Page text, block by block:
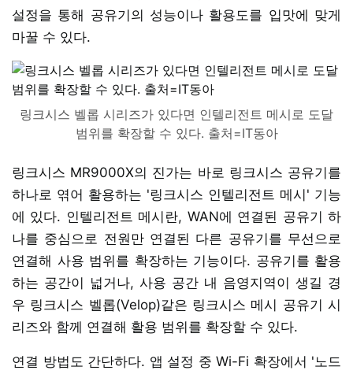
설정을 통해 공유기의 성능이나 활용도를 입맛에 맞게
마꿀 수 있다.
링크시스 벨롭 시리즈가 있다면 인텔리전트 메시로 도달
범위를 확장할 수 있다. 출처=IT동아
링크시스 MR9000X의 진가는 바로 링크시스 공유기를
하나로 엮어 활용하는 '링크시스 인텔리전트 메시' 기능
에 있다. 인텔리전트 메시란, WAN에 연결된 공유기 하
나를 중심으로 전원만 연결된 다른 공유기를 무선으로
연결해 사용 범위를 확장하는 기능이다. 공유기를 활용
하는 공간이 넓거나, 사용 공간 내 음영지역이 생길 경
우 링크시스 벨롭(Velop)같은 링크시스 메시 공유기 시
리즈와 함께 연결해 활용 범위를 확장할 수 있다.
연결 방법도 간단하다. 앱 설정 중 Wi-Fi 확장에서 '노드